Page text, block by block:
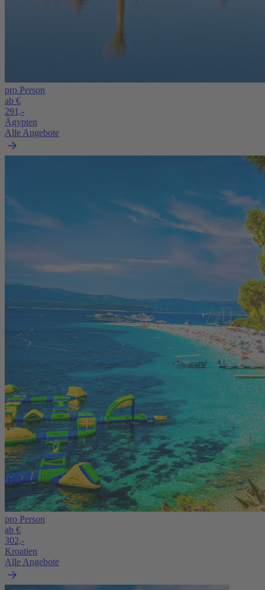
pro Person
ab €
291,-
Ägypten
Alle Angebote
pro Person
ab €
302,-
Kroatien
Alle Angebote